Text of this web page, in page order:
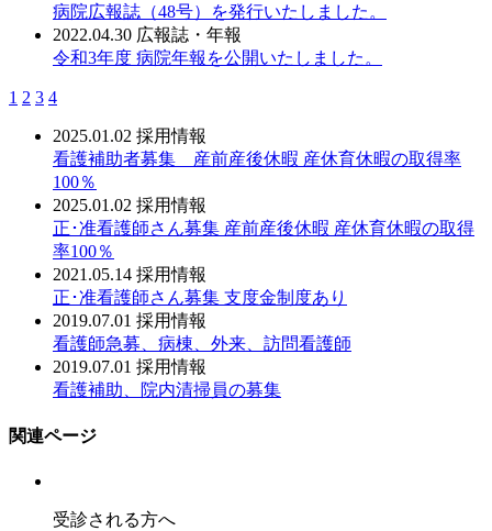
病院広報誌（48号）を発行いたしました。
2022.04.30 広報誌・年報
令和3年度 病院年報を公開いたしました。
1 2 3 4
2025.01.02 採用情報
看護補助者募集 産前産後休暇 産休育休暇の取得率
100％
2025.01.02 採用情報
正･准看護師さん募集 産前産後休暇 産休育休暇の取得
率100％
2021.05.14 採用情報
正･准看護師さん募集 支度金制度あり
2019.07.01 採用情報
看護師急募、病棟、外来、訪問看護師
2019.07.01 採用情報
看護補助、院内清掃員の募集
関連ページ
受診される方へ